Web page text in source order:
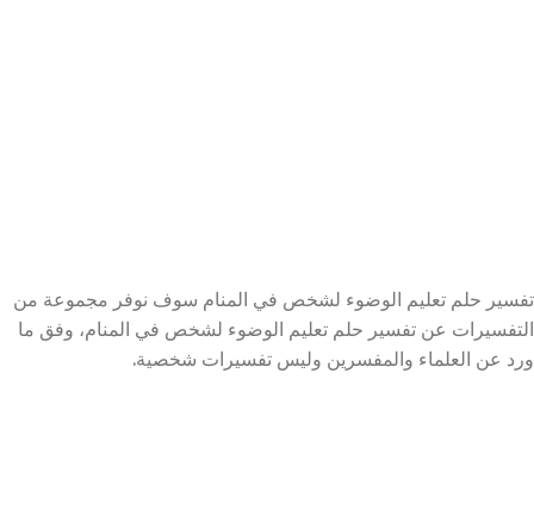
تفسير حلم تعليم الوضوء لشخص في المنام سوف نوفر مجموعة من
التفسيرات عن تفسير حلم تعليم الوضوء لشخص في المنام، وفق ما
ورد عن العلماء والمفسرين وليس تفسيرات شخصية.